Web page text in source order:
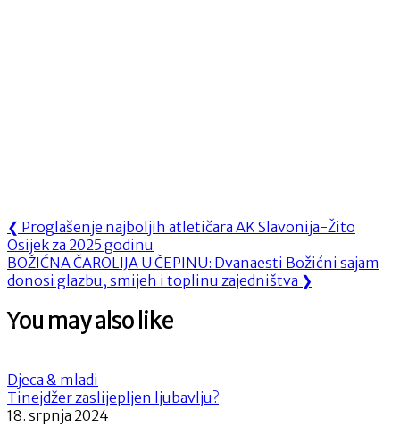
Navigacija
objava
❮ Previous
Post:
Proglašenje najboljih atletičara AK Slavonija-Žito
Osijek za 2025 godinu
Next
Post:
BOŽIĆNA ČAROLIJA U ČEPINU: Dvanaesti Božićni sajam
donosi glazbu, smijeh i toplinu zajedništva ❯
You may also like
Djeca & mladi
Tinejdžer zaslijepljen ljubavlju?
18. srpnja 2024